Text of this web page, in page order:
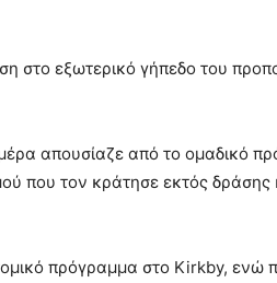
στο εξωτερικό γήπεδο του
απουσίαζε από το ομαδικό
που τον κράτησε εκτός δράσης
πρόγραμμα στο Kirkby, ενώ